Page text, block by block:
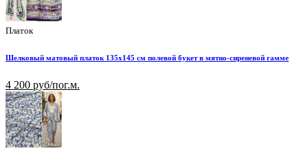
Платок
Шелковый матовый платок 135х145 см полевой букет в мятно-сиреневой гамме
4 200 руб/пог.м.